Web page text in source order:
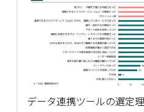
データ連携ツールの選定